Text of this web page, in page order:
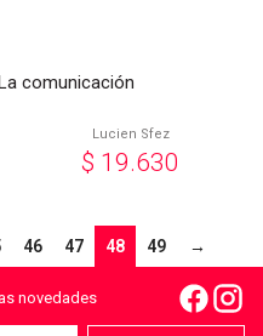
comunicación
Lucien Sfez
$ 19.630
46 47 48 49 →
novedades